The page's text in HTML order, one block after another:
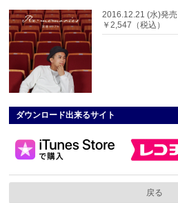
2016.12.21 (水)発売
￥2,547（税込）
ダウンロード出来るサイト
戻る
MOVIE
GOODS
Twitter
Facebook
YouTube
LINE